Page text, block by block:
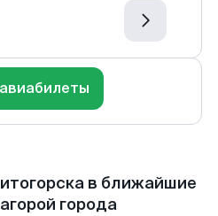
в ближайшие
города